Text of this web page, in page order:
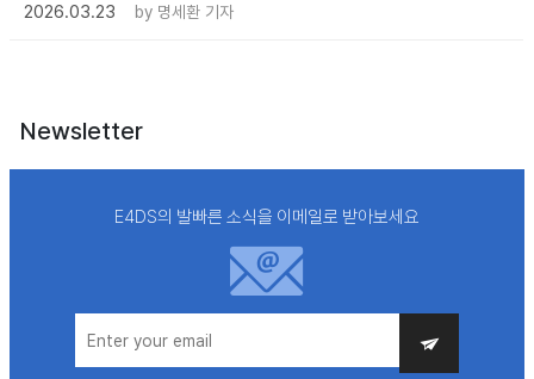
2026.03.23
by 명세환 기자
Newsletter
E4DS의 발빠른 소식을 이메일로 받아보세요